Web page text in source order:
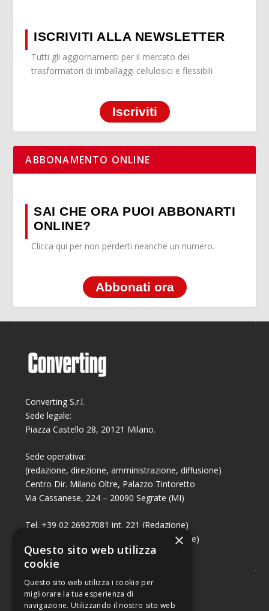
ISCRIVITI ALLA NEWSLETTER
Tutti gli aggiornamenti per il mercato dei
trasformatori di imballaggi cellulosici e flessibili
Iscriviti
ABBONAMENTO ONLINE
SAI CHE ORA PUOI ABBONARTI
ONLINE?
Clicca qui per non perderti neanche un numero.
Abbonati ora
Converting S.r.l.
Sede legale:
Piazza Castello 28, 20121 Milano.
Sede operativa:
(redazione, direzione, amministrazione, diffusione)
Centro Dir. Milano Oltre, Palazzo Tintoretto
Via Cassanese, 224 – 20090 Segrate (MI)
Tel. +39 02 26927081 int. 221 (Redazione)
Tel. +39 02 26927081 int. 224 (Commerciale)
Fax +39 02 26951006
×
Questo sito web utilizza
cookie
Questo sito web utilizza i cookie per
migliorare la tua esperienza di
navigazione. Utilizzando il nostro sito web